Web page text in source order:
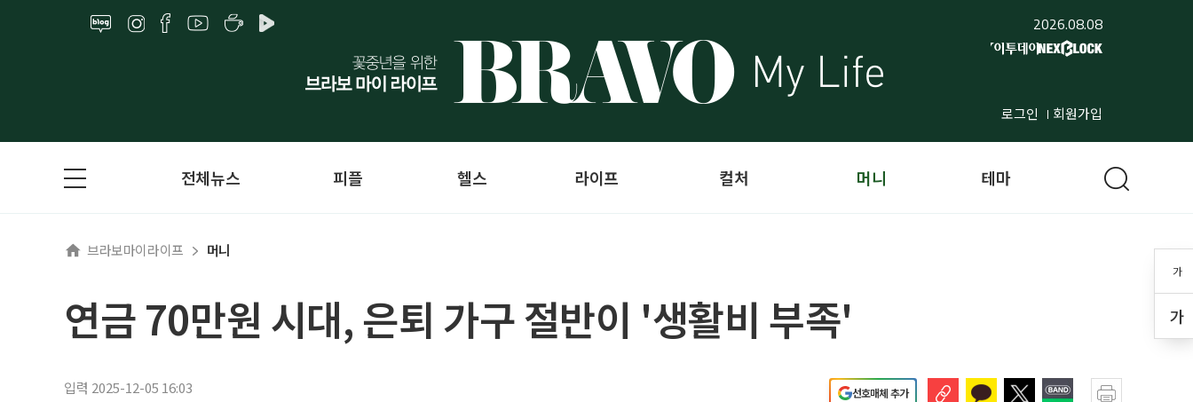
2026.08.08
로그인 회원가입
가
가
전체뉴스 피플 헬스 라이프 컬처 머니 테마
브라보마이라이프 머니
연금 70만원 시대, 은퇴 가구 절반이 '생활비 부족'
입력 2025-12-05 16:03 선호매체 추가